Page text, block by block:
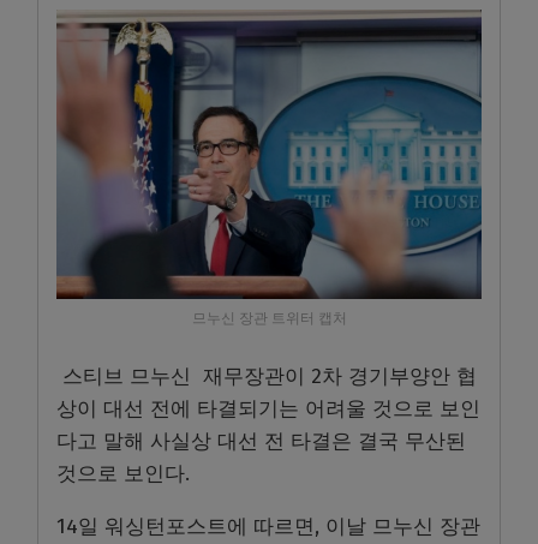
므누신 장관 트위터 캡처
스티브 므누신 재무장관이 2차 경기부양안 협
상이 대선 전에 타결되기는 어려울 것으로 보인
다고 말해 사실상 대선 전 타결은 결국 무산된
것으로 보인다.
14일 워싱턴포스트에 따르면, 이날 므누신 장관